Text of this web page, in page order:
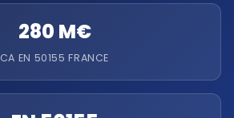
280 M€
CA EN 50155 FRANCE